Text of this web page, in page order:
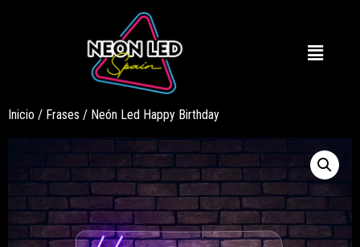
Inicio / Frases / Neón Led Happy Birthday